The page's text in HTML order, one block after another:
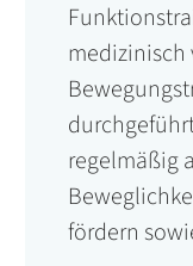
medizinisch
regelmäßig
fördern